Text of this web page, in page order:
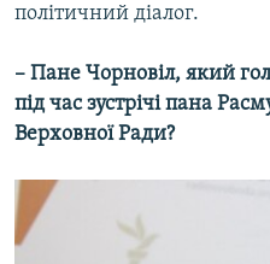
політичний діалог.
– Пане Чорновіл, який
під час зустрічі пана
Верховної Ради?